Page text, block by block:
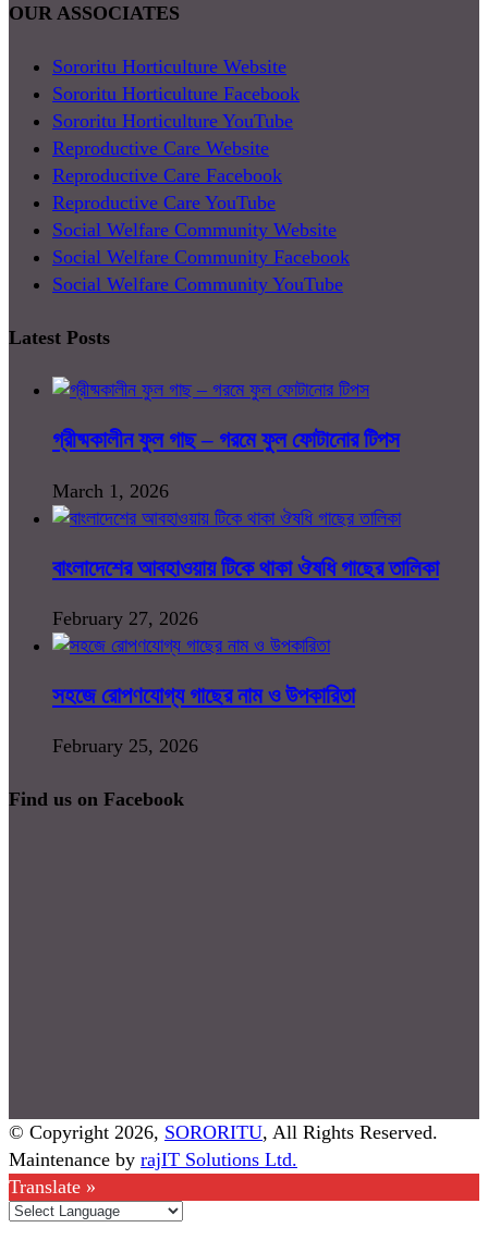
OUR ASSOCIATES
Sororitu Horticulture Website
Sororitu Horticulture Facebook
Sororitu Horticulture YouTube
Reproductive Care Website
Reproductive Care Facebook
Reproductive Care YouTube
Social Welfare Community Website
Social Welfare Community Facebook
Social Welfare Community YouTube
Latest Posts
গ্রীষ্মকালীন ফুল গাছ – গরমে ফুল ফোটানোর টিপস
March 1, 2026
বাংলাদেশের আবহাওয়ায় টিকে থাকা ঔষধি গাছের তালিকা
February 27, 2026
সহজে রোপণযোগ্য গাছের নাম ও উপকারিতা
February 25, 2026
Find us on Facebook
© Copyright 2026, SORORITU, All Rights Reserved.
Maintenance by rajIT Solutions Ltd.
Translate »